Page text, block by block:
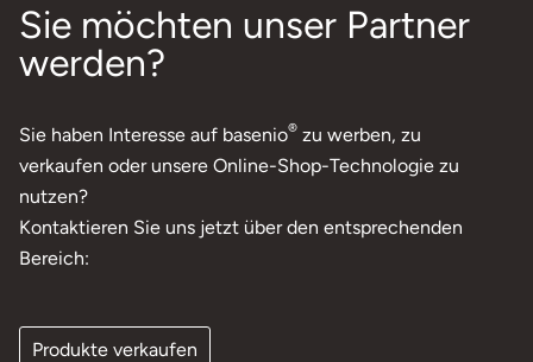
Sie möchten unser Partner
werden?
Sie haben Interesse auf basenio® zu werben, zu
verkaufen oder unsere Online-Shop-Technologie zu
nutzen?
Kontaktieren Sie uns jetzt über den entsprechenden
Bereich:
Produkte verkaufen